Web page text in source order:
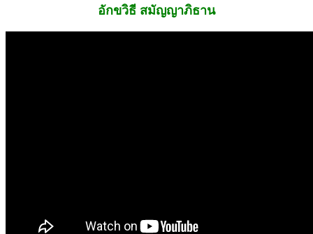
อักขวิธี สมัญญาภิธาน